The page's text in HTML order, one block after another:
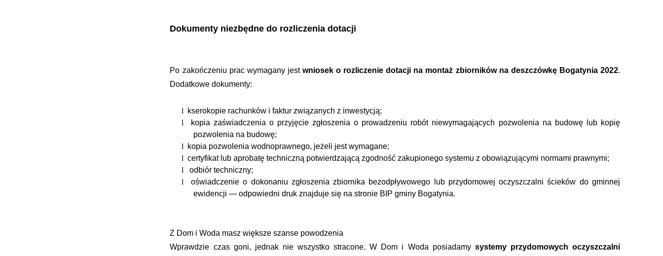
Dokumenty niezbędne do rozliczenia dotacji
Po zakończeniu prac wymagany jest wniosek o rozliczenie dotacji na montaż zbiorników na deszczówkę Bogatynia 2022.
Dodatkowe dokumenty:
l
kserokopie rachunków i faktur związanych z inwestycją;
l
kopia zaświadczenia o przyjęcie zgłoszenia o prowadzeniu robót niewymagających pozwolenia na budowę lub kopię
pozwolenia na budowę;
l
kopia pozwolenia wodnoprawnego, jeżeli jest wymagane;
l certyfikat lub aprobatę techniczną potwierdzającą zgodność zakupionego systemu z obowiązującymi normami prawnymi;
l
odbiór techniczny;
l
oświadczenie o dokonaniu zgłoszenia zbiornika bezodpływowego lub przydomowej oczyszczalni ścieków do gminnej
ewidencji — odpowiedni druk znajduje się na stronie BIP gminy Bogatynia.
Z Dom i Woda masz większe szanse powodzenia
Wprawdzie czas goni, jednak nie wszystko stracone. W Dom i Woda posiadamy systemy przydomowych oczyszczalni